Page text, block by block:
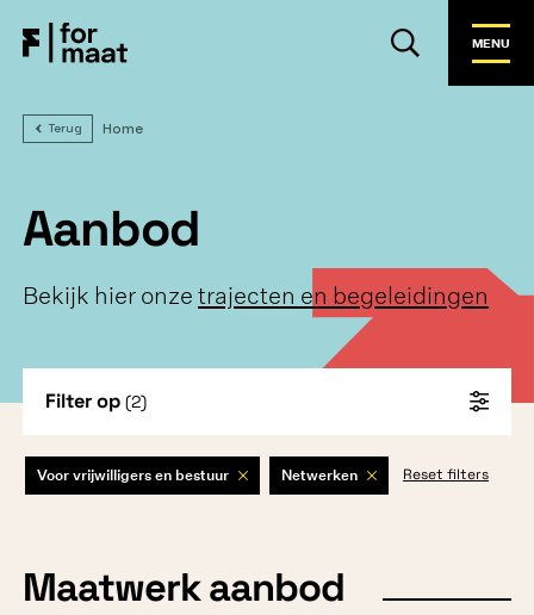
MENU
Terug Home
Aanbod
Bekijk hier onzetrajecten en begeleidingen
Filter op(2)
Voor vrijwilligers en bestuur Netwerken Reset filters
Maatwerk aanbod